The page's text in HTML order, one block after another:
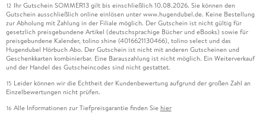
12 Ihr Gutschein SOMMER13 gilt bis einschließlich 10.08.2026. Sie können den
Gutschein ausschließlich online einlösen unter www.hugendubel.de. Keine Bestellung
zur Abholung mit Zahlung in der Filiale möglich. Der Gutschein ist nicht gültig für
gesetzlich preisgebundene Artikel (deutschsprachige Bücher und eBooks) sowie für
preisgebundene Kalender, tolino shine (4016621130466), tolino select und das
Hugendubel Hörbuch Abo. Der Gutschein ist nicht mit anderen Gutscheinen und
Geschenkkarten kombinierbar. Eine Barauszahlung ist nicht möglich. Ein Weiterverkauf
und der Handel des Gutscheincodes sind nicht gestattet.
15 Leider können wir die Echtheit der Kundenbewertung aufgrund der großen Zahl an
Einzelbewertungen nicht prüfen.
16 Alle Informationen zur Tiefpreisgarantie finden Sie hier